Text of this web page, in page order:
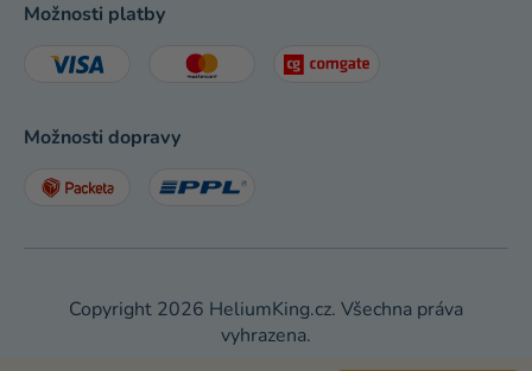
Možnosti platby
Možnosti dopravy
Copyright 2026 HeliumKing.cz. Všechna práva
vyhrazena.